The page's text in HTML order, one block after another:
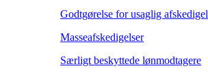
Godtgørelse for usaglig
Masseafskedigelser
Særligt beskyttede lønmodtagere